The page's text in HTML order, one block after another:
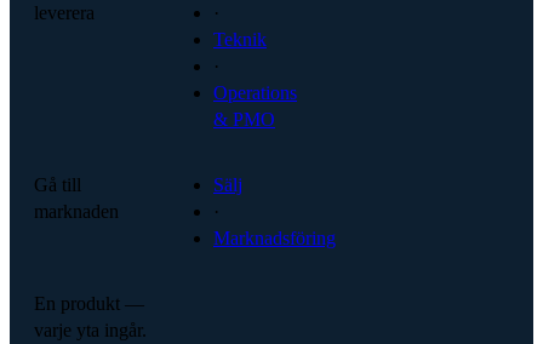
leverera
·
Teknik
·
Operations
& PMO
Gå till
marknaden
Sälj
·
Marknadsföring
En produkt —
varje yta ingår.